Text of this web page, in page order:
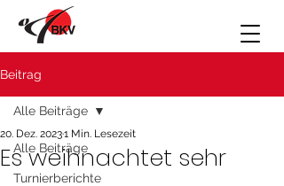
Beitrag
Alle Beiträge
Turnierberichte
Alle Beiträge
Es weihnachtet sehr
20. Dez. 20231 Min. Lesezeit